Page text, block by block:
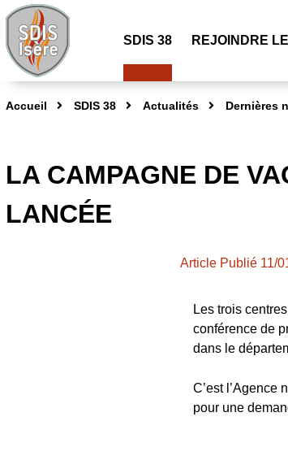
SDIS 38 REJOINDRE
Accueil SDIS 38 Actualités Dernières
LA CAMPAGNE DE
LANCÉE
Article Publié 11/
Les trois
conférence de
dans le
C’est l’Agence
pour une